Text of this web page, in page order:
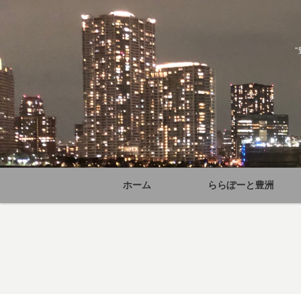
ホーム ららぽーと豊洲